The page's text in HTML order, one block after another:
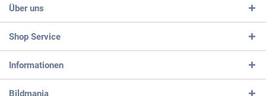
Über uns
Shop Service
Informationen
Bildmania